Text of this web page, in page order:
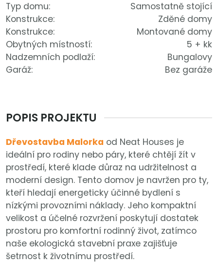
Typ domu:
Samostatně stojící
Konstrukce:
Zděné domy
Konstrukce:
Montované domy
Obytných místností:
5 + kk
Nadzemních podlaží:
Bungalovy
Garáž:
Bez garáže
POPIS PROJEKTU
Dřevostavba Malorka od Neat Houses je
ideální pro rodiny nebo páry, které chtějí žít v
prostředí, které klade důraz na udržitelnost a
moderní design. Tento domov je navržen pro ty,
kteří hledají energeticky účinné bydlení s
nízkými provozními náklady. Jeho kompaktní
velikost a účelné rozvržení poskytují dostatek
prostoru pro komfortní rodinný život, zatímco
naše ekologická stavební praxe zajišťuje
šetrnost k životnímu prostředí.